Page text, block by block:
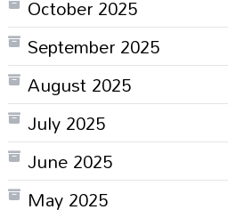
October 2025
September 2025
August 2025
July 2025
June 2025
May 2025